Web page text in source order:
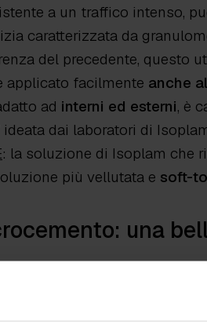
a un traffico intenso,
caratterizzata da
del precedente, questo
applicato facilmente anche
ad interni ed esterni, è
ideata dai laboratori di
: la soluzione di Isoplam che
più vellutata e soft-
una
sempre una